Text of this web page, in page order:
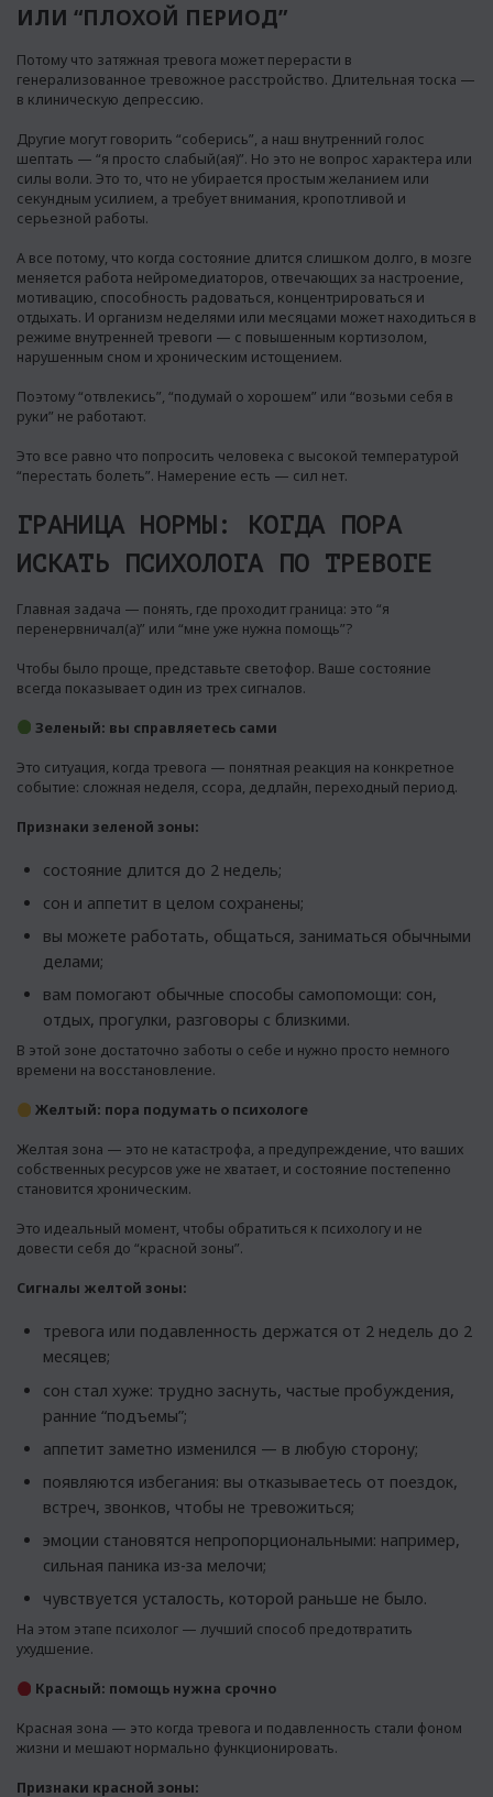
ИЛИ “ПЛОХОЙ ПЕРИОД”
Потому что затяжная тревога может перерасти в
генерализованное тревожное расстройство. Длительная тоска —
в клиническую депрессию.
Другие могут говорить “соберись”, а наш внутренний голос
шептать — “я просто слабый(ая)”. Но это не вопрос характера или
силы воли. Это то, что не убирается простым желанием или
секундным усилием, а требует внимания, кропотливой и
серьезной работы.
А все потому, что когда состояние длится слишком долго, в мозге
меняется работа нейромедиаторов, отвечающих за настроение,
мотивацию, способность радоваться, концентрироваться и
отдыхать. И организм неделями или месяцами может находиться в
режиме внутренней тревоги — с повышенным кортизолом,
нарушенным сном и хроническим истощением.
Поэтому “отвлекись”, “подумай о хорошем” или “возьми себя в
руки” не работают.
Это все равно что попросить человека с высокой температурой
“перестать болеть”. Намерение есть — сил нет.
ГРАНИЦА НОРМЫ: КОГДА ПОРА
ИСКАТЬ ПСИХОЛОГА ПО ТРЕВОГЕ
Главная задача — понять, где проходит граница: это “я
перенервничал(а)” или “мне уже нужна помощь”?
Чтобы было проще, представьте светофор. Ваше состояние
всегда показывает один из трех сигналов.
Зеленый: вы справляетесь сами
Это ситуация, когда тревога — понятная реакция на конкретное
событие: сложная неделя, ссора, дедлайн, переходный период.
Признаки зеленой зоны:
состояние длится до 2 недель;
сон и аппетит в целом сохранены;
вы можете работать, общаться, заниматься обычными
делами;
вам помогают обычные способы самопомощи: сон,
отдых, прогулки, разговоры с близкими.
В этой зоне достаточно заботы о себе и нужно просто немного
времени на восстановление.
Желтый: пора подумать о психологе
Желтая зона — это не катастрофа, а предупреждение, что ваших
собственных ресурсов уже не хватает, и состояние постепенно
становится хроническим.
Это идеальный момент, чтобы обратиться к психологу и не
довести себя до “красной зоны”.
Сигналы желтой зоны:
тревога или подавленность держатся от 2 недель до 2
месяцев;
сон стал хуже: трудно заснуть, частые пробуждения,
ранние “подъемы”;
аппетит заметно изменился — в любую сторону;
появляются избегания: вы отказываетесь от поездок,
встреч, звонков, чтобы не тревожиться;
эмоции становятся непропорциональными: например,
сильная паника из-за мелочи;
чувствуется усталость, которой раньше не было.
На этом этапе психолог — лучший способ предотвратить
ухудшение.
Красный: помощь нужна срочно
Красная зона — это когда тревога и подавленность стали фоном
жизни и мешают нормально функционировать.
Признаки красной зоны: